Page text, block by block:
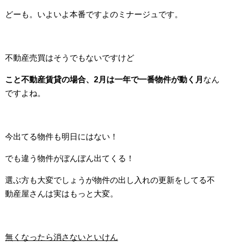
どーも。いよいよ本番ですよのミナージュです。
不動産売買はそうでもないですけど
こと不動産賃貸の場合、2月は一年で一番物件が動く月 なん
ですよね。
今出てる物件も明日にはない！
でも違う物件がぼんぼん出てくる！
選ぶ方も大変でしょうが物件の出し入れの更新をしてる不
動産屋さんは実はもっと大変。
無くなったら消さないといけん